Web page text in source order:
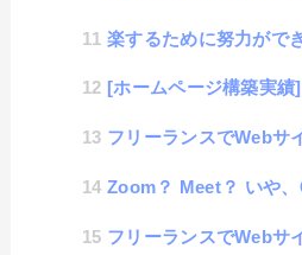
楽するために努力ができる人が優
[ホームページ構築実績] 運用0
フリーランスでWebサイト制作を目指
Zoom？ Meet？ いや
フリーランスでWebサイト制作を目指す学